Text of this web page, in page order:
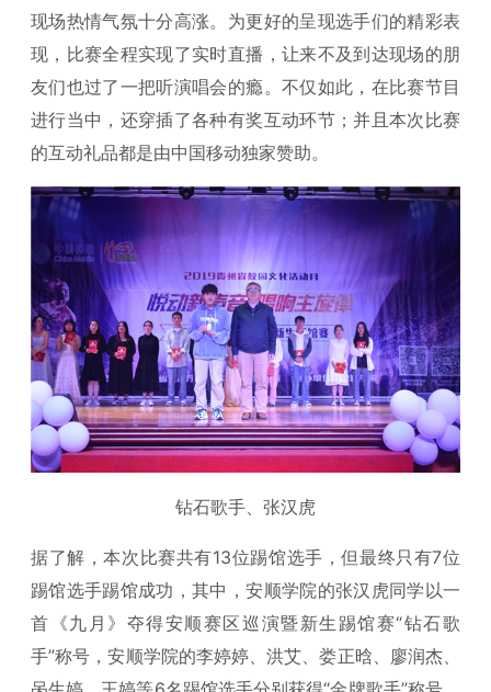
现场热情气氛十分高涨。为更好的呈现选手们的精彩表
现，比赛全程实现了实时直播，让来不及到达现场的朋
友们也过了一把听演唱会的瘾。不仅如此，在比赛节目
进行当中，还穿插了各种有奖互动环节；并且本次比赛
的互动礼品都是由中国移动独家赞助。
钻石歌手、张汉虎
据了解，本次比赛共有13位踢馆选手，但最终只有7位
踢馆选手踢馆成功，其中，安顺学院的张汉虎同学以一
首《九月》夺得安顺赛区巡演暨新生踢馆赛“钻石歌
手”称号，安顺学院的李婷婷、洪艾、娄正晗、廖润杰、